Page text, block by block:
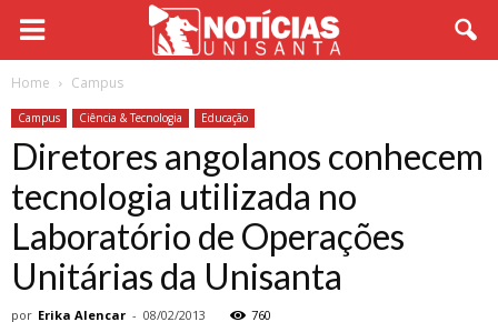
Home Campus
Campus Ciência & Tecnologia Educação
Diretores angolanos conhecem
tecnologia utilizada no
Laboratório de Operações
Unitárias da Unisanta
por Erika Alencar - 08/02/2013 760